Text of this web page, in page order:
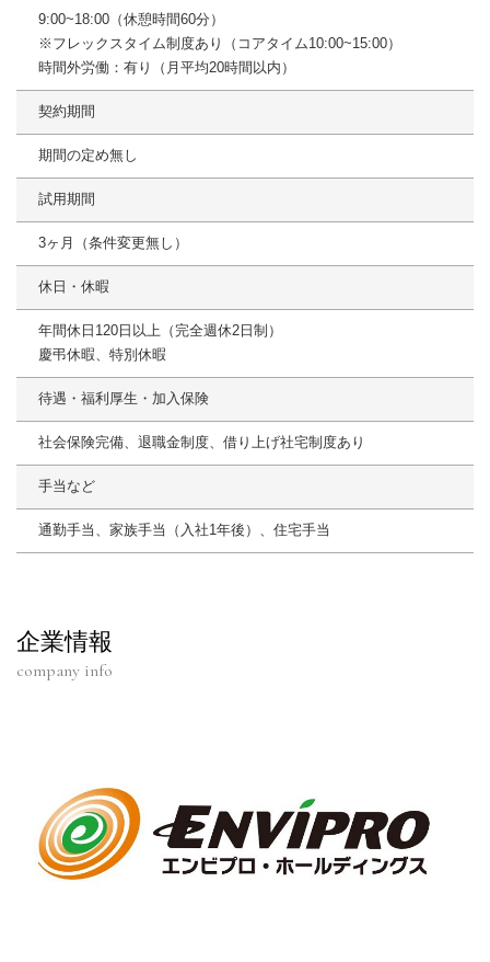
9:00~18:00（休憩時間60分）
※フレックスタイム制度あり（コアタイム10:00~15:00）
時間外労働：有り（月平均20時間以内）
契約期間
期間の定め無し
試用期間
3ヶ月（条件変更無し）
休日・休暇
年間休日120日以上（完全週休2日制）
慶弔休暇、特別休暇
待遇・福利厚生・加入保険
社会保険完備、退職金制度、借り上げ社宅制度あり
手当など
通勤手当、家族手当（入社1年後）、住宅手当
企業情報
company info